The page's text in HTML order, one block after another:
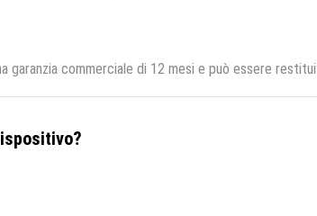
garanzia commerciale di 12 mesi e può essere